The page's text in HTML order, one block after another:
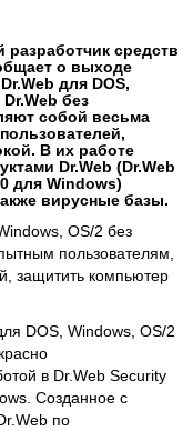
средств
о выходе
для DOS,
без
собой весьма
В их работе
Dr.Web (Dr.Web
для Windows)
вирусные базы.
OS/2 без
пользователям,
защитить компьютер
DOS, Windows, OS/2
в Dr.Web Security
Созданное с
по